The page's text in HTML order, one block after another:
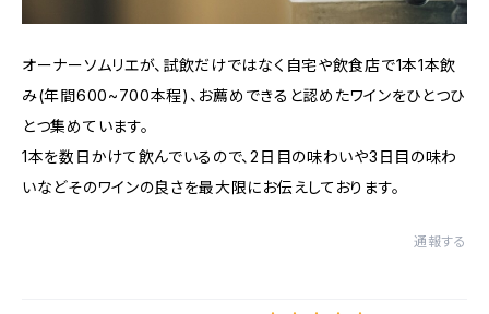
オーナーソムリエが、試飲だけではなく自宅や飲食店で1本1本飲
み(年間600~700本程)、お薦めできると認めたワインをひとつひ
とつ集めています。
1本を数日かけて飲んでいるので、2日目の味わいや3日目の味わ
いなどそのワインの良さを最大限にお伝えしております。
通報する